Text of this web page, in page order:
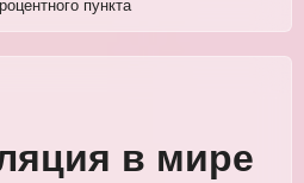
пункта
в мире